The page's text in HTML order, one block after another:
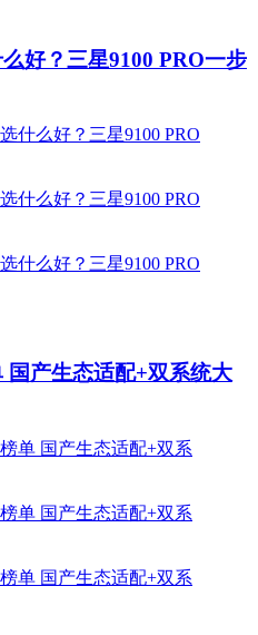
好？三星9100 PRO一步
国产生态适配+双系统大